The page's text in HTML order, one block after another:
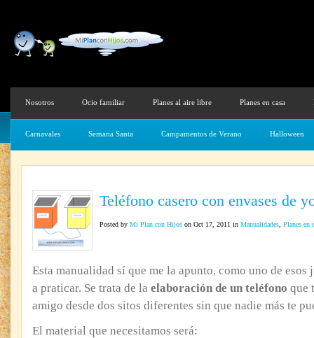
Nosotros Ocio familiar Planes al aire libre Planes en casa
Carnavales Semana Santa Campamentos de Verano Halloween
Teléfono casero con envases de
Posted by Mi Plan con Hijos on Oct 17, 2011 in Manualidades Planes en
Esta manualidad sí que me la apunto, como uno de esos
a praticar. Se trata de la elaboración de un teléfono que
amigo desde dos sitos diferentes sin que nadie más te
El material que necesitamos será: